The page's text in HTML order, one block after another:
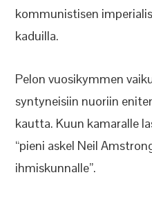
kommunistisen
kaduilla.
Pelon vuosikymmen
syntyneisiin nuoriin
kautta. Kuun kamaralle
“pieni askel Neil
ihmiskunnalle”.